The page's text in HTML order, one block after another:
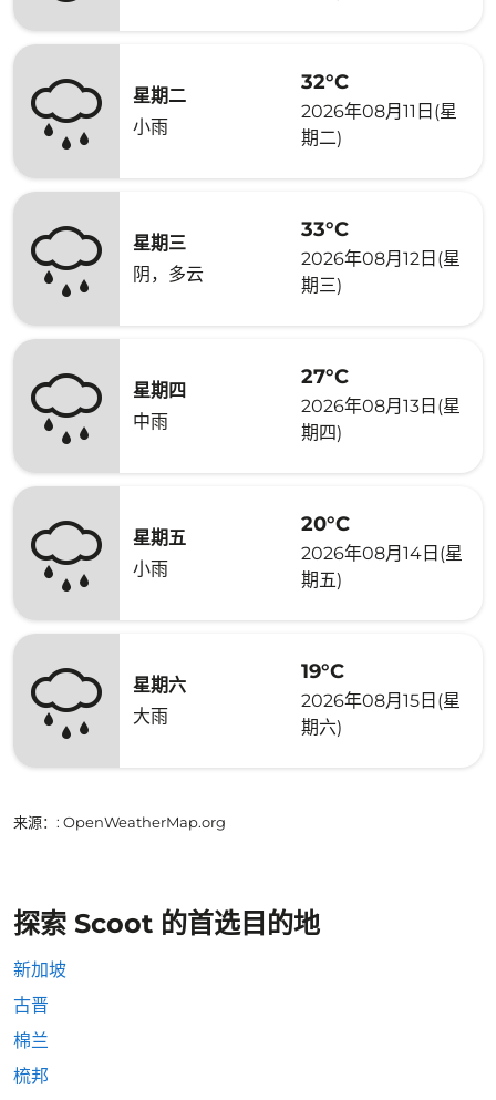
星期二
小雨
32°C
2026年08月11日(星
期二)
星期三
阴，多云
33°C
2026年08月12日(星
期三)
星期四
中雨
27°C
2026年08月13日(星
期四)
星期五
小雨
20°C
2026年08月14日(星
期五)
星期六
大雨
19°C
2026年08月15日(星
期六)
来源： : OpenWeatherMap.org
探索 Scoot 的首选目的地
新加坡
古晋
棉兰
梳邦